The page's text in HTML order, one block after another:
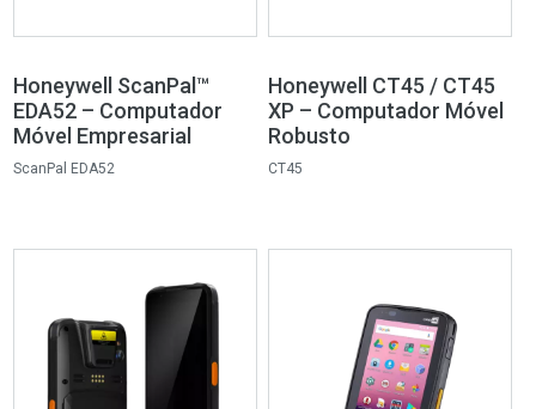
Honeywell ScanPal™
EDA52 – Computador
Móvel Empresarial
ScanPal EDA52
Honeywell CT45 / CT45
XP – Computador Móvel
Robusto
CT45